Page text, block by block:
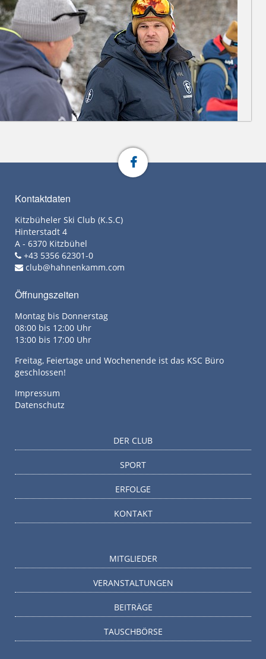
Kontaktdaten
Kitzbüheler Ski Club (K.S.C)
Hinterstadt 4
A - 6370 Kitzbühel
+43 5356 62301-0
club@hahnenkamm.com
Öffnungszeiten
Montag bis Donnerstag
08:00 bis 12:00 Uhr
13:00 bis 17:00 Uhr
Freitag, Feiertage und Wochenende ist das KSC Büro
geschlossen!
Impressum
Datenschutz
DER CLUB
SPORT
ERFOLGE
KONTAKT
MITGLIEDER
VERANSTALTUNGEN
BEITRÄGE
TAUSCHBÖRSE